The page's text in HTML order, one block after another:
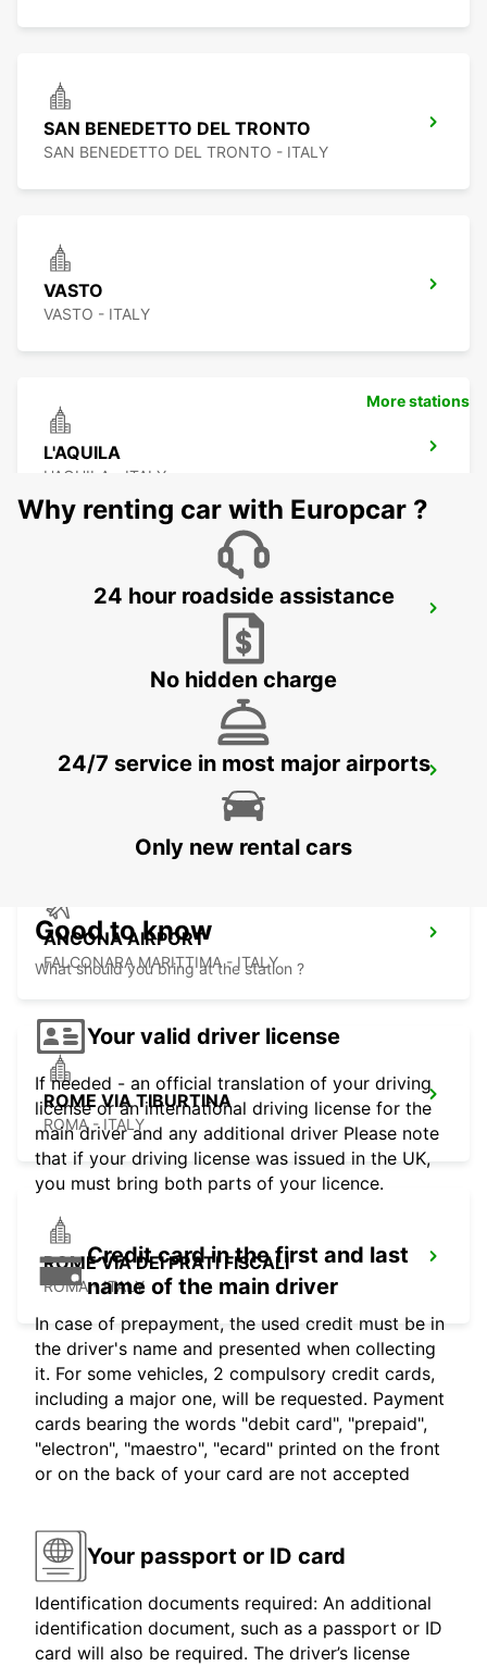
SAN BENEDETTO DEL TRONTO
SAN BENEDETTO DEL TRONTO - ITALY
VASTO
VASTO - ITALY
L'AQUILA
L'AQUILA - ITALY
CIVITANOVA MARCHE
CIVITANOVA MARCHE - ITALY
MACERATA
ANCONA AIRPORT
FALCONARA MARITTIMA - ITALY
ROME VIA TIBURTINA
ROMA - ITALY
ROME VIA DEI PRATI FISCALI
ROMA - ITALY
More stations
Why renting car with Europcar ?
24 hour roadside assistance
No hidden charge
24/7 service in most major airports
Only new rental cars
Good to know
What should you bring at the station ?
Your valid driver license
If needed - an official translation of your driving
license or an international driving license for the
main driver and any additional driver Please note
that if your driving license was issued in the UK,
you must bring both parts of your licence.
Credit card in the first and last
name of the main driver
In case of prepayment, the used credit must be in
the driver's name and presented when collecting
it. For some vehicles, 2 compulsory credit cards,
including a major one, will be requested. Payment
cards bearing the words "debit card", "prepaid",
"electron", "maestro", "ecard" printed on the front
or on the back of your card are not accepted
Your passport or ID card
Identification documents required: An additional
identification document, such as a passport or ID
card will also be required. The driver’s license